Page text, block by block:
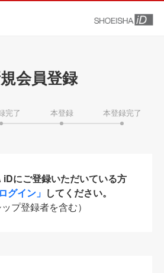
会員登録
完了 本登録 本登録完了
にご登録いただいている方
グイン」 してください。
プ登録者を含む）